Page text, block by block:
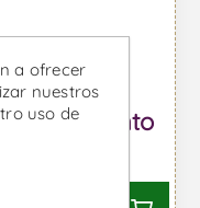
- Vino Tinto
a ofrecer
nuestros
uso de